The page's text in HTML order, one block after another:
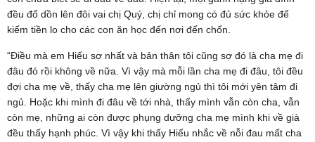
đều đổ dồn lên đôi vai chị Quý, chị chỉ mong có đủ sức khỏe để
kiếm tiền lo cho các con ăn học đến nơi đến chốn.
“Điều mà em Hiếu sợ nhất và bản thân tôi cũng sợ đó là cha mẹ đi
đâu đó rồi không về nữa. Vì vậy mà mỗi lần cha mẹ đi đâu, tôi đều
đợi cha mẹ về, thấy cha mẹ lên giường ngủ thì tôi mới yên tâm đi
ngủ. Hoặc khi mình đi đâu về tới nhà, thấy mình vẫn còn cha, vẫn
còn mẹ, những ai còn được phụng dưỡng cha mẹ mình khi về già
đều thấy hạnh phúc. Vì vậy khi thấy Hiếu nhắc về nỗi đau mất cha